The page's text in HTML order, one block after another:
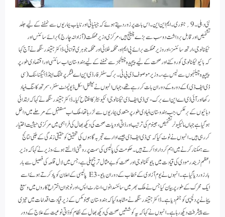
نئی دہلی۔ 9؍ جنوری۔ ایم این این۔اس بات پر زور دیتے ہوئے کہ جینیاتی اور نایاب بیماریوں سے نمٹنے کے لیے جلد
تشخیص اور قابل برداشت دو سب سے بڑے چیلنج ہیں، مرکزی وزیر مملکت (آزادانہ چارج) برائے سائنس اور
ٹیکنالوجی، ارتھ سائنسز، اور وزیر مملکت برائے پی ایم او، محکمہ خلائی اور محکمہ جوہری توانائی، ڈاکٹر جتیندر سنگھ نے آج کہا
کہ بائیوٹیکنالوجی کو روکنے اور صحت کے لیے پیچیدہ چیلنجز سے نمٹنے کے لیے ہندوستان اب سائنسی اور اقتصادی طور پر
پیچیدہ چیلنجوں سے لیس ہے، ۔ وزیر موصوف ڈی بی ٹی۔برک سنٹر فار ڈی این اے فنگر پرنٹنگ اینڈ ڈائیگناسٹک (سی
ڈی ایف ڈی) کے دورہ کے دوران بات کر رہے تھے، جہاں انہوں نے نیشنل اسکل ڈیولپمنٹ سنٹر، سمرتھ کا سنگ بنیاد
رکھا اور آئی ڈی اے این اے برک- سی ڈی ایف ڈی ٹیکنالوجی انکیوبیٹر کا افتتاح کیا۔ڈاکٹر جتیندر سنگھ نے کہا کہ ابتدائی
دہائیوں کے برعکس، جب ہندوستان بنیادی طور پر متعدی بیماریوں سے لڑ رہا تھا، ملک اب مستقبل کے مرحلے میں داخل
ہو گیا ہے جہاں مالیکیولر تشخیص، جینوم کی ترتیب اور ذاتی ادویات صحت کی دیکھ بھال کی فراہمی میں مرکزی حیثیت اختیار
کر رہی ہیں۔ انہوں نے نوٹ کیا کہ سی ڈی ایف ڈی جیسے ادارے تجربہ گاہوں کی تحقیق کو حقیقی زندگی کے طبی نتائج
سے ہمکنار کرنے میں اہم کردار ادا کرتے ہیں۔حکومت کی پالیسی کی سمت پر روشنی ڈالتے ہوئے، وزیر نے کہا کہ وزیر
اعظم نریندر مودی کی قیادت میں بایو ٹکنالوجی اور صحت کو بے مثال ترجیح ملی ہے، جس میں لال قلعہ کی فصیل سے بار
بار زور دیا گیا ہے۔ انہوں نے یوم آزادی کے خطاب کے دوران بایو-E3 پالیسی کے اعلان کو یاد کرتے ہوئے اسے
ایک محر ک کے طور پر بیان کیا جس نے ملک بھر میں سائنسدانوں، اسٹارٹ اپس، اور نوجوان اختراع کاروں میں وسیع
پیمانے پر دلچسپی کو جنم دیا ہے۔ڈاکٹر جتیندر سنگھ نے مشاہدہ کیا کہ ہندوستان جینومکس کے زیرقیادت اقدامات میں تیزی
سے پیشرفت دیکھ رہا ہے۔ انہوں نے کہا کہ یہ کوششیں صحت کی دیکھ بھال کے نظام کو ذاتی نوعیت کے علاج کے دور